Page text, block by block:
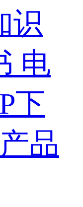
识
电
下
产品